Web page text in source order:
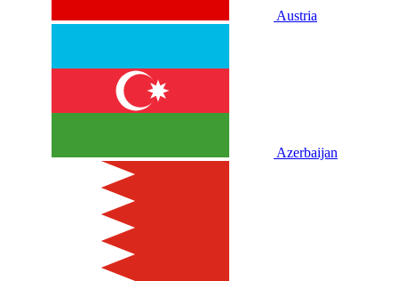
Austria
Azerbaijan